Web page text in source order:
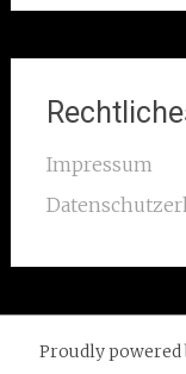
Impressum
Proudly powered